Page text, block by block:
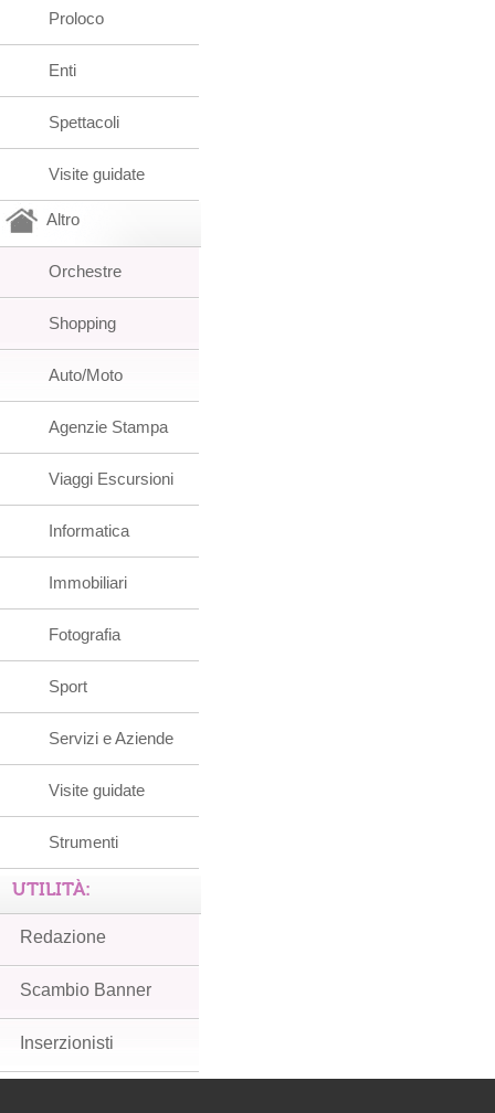
Proloco
Enti
Spettacoli
Visite guidate
Altro
Orchestre
Shopping
Auto/Moto
Agenzie Stampa
Viaggi Escursioni
Informatica
Immobiliari
Fotografia
Sport
Servizi e Aziende
Visite guidate
Strumenti
UTILITÀ:
Redazione
Scambio Banner
Inserzionisti